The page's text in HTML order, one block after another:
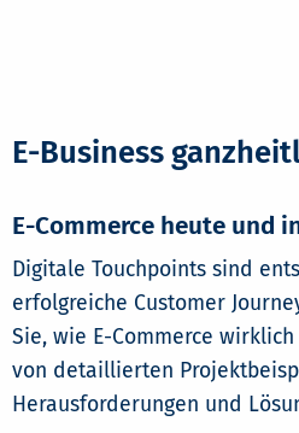
E-Business
E-Commerce heute und
Digitale Touchpoints sind
erfolgreiche Customer
Sie, wie E-Commerce
von detaillierten
Herausforderungen und